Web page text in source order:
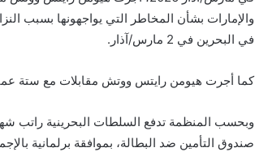
والإمارات بشأن المخاطر التي يواجهونها بسبب
في البحرين في 2 مارس/آذار.
كما أجرت هيومن رايتس ووتش مقابلات مع ستة عمال
وبحسب المنظمة تدفع السلطات البحرينية راتب